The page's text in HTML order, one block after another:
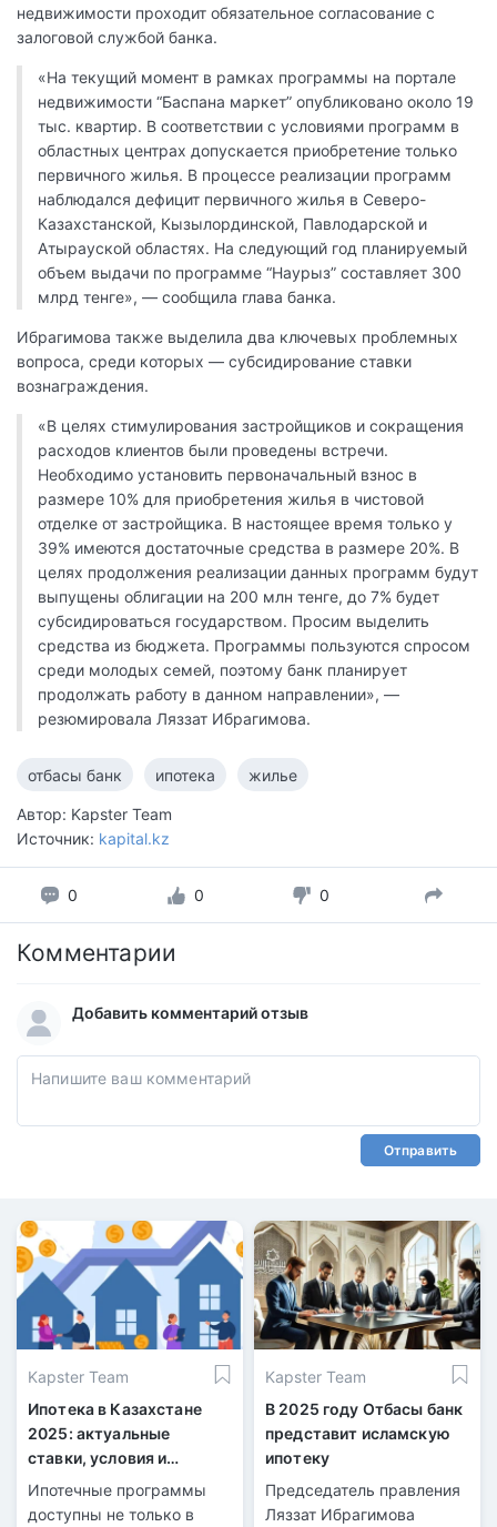
недвижимости проходит обязательное согласование с
залоговой службой банка.
«На текущий момент в рамках программы на портале
недвижимости “Баспана маркет” опубликовано около 19
тыс. квартир. В соответствии с условиями программ в
областных центрах допускается приобретение только
первичного жилья. В процессе реализации программ
наблюдался дефицит первичного жилья в Северо-
Казахстанской, Кызылординской, Павлодарской и
Атырауской областях. На следующий год планируемый
объем выдачи по программе “Наурыз” составляет 300
млрд тенге», — сообщила глава банка.
Ибрагимова также выделила два ключевых проблемных
вопроса, среди которых — субсидирование ставки
вознаграждения.
«В целях стимулирования застройщиков и сокращения
расходов клиентов были проведены встречи.
Необходимо установить первоначальный взнос в
размере 10% для приобретения жилья в чистовой
отделке от застройщика. В настоящее время только у
39% имеются достаточные средства в размере 20%. В
целях продолжения реализации данных программ будут
выпущены облигации на 200 млн тенге, до 7% будет
субсидироваться государством. Просим выделить
средства из бюджета. Программы пользуются спросом
среди молодых семей, поэтому банк планирует
продолжать работу в данном направлении», —
резюмировала Ляззат Ибрагимова.
отбасы банк ипотека жилье
Автор: Kapster Team
Источник: kapital.kz
0 0 0
Комментарии
Добавить комментарий отзыв
Отправить
Kapster Team
Ипотека в Казахстане
2025: актуальные
ставки, условия и
топовые программы для
Ипотечные программы
доступны не только в
Kapster Team
В 2025 году Отбасы банк
представит исламскую
ипотеку
Председатель правления
Ляззат Ибрагимова